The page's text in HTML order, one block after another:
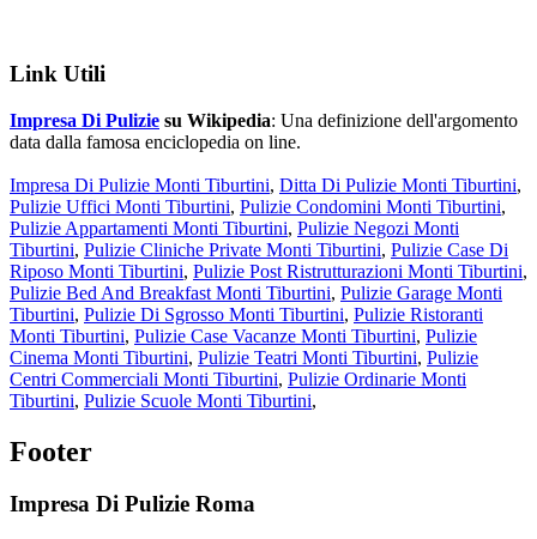
Link Utili
Impresa Di Pulizie su Wikipedia: Una definizione dell'argomento
data dalla famosa enciclopedia on line.
Impresa Di Pulizie Monti Tiburtini, Ditta Di Pulizie Monti Tiburtini,
Pulizie Uffici Monti Tiburtini, Pulizie Condomini Monti Tiburtini,
Pulizie Appartamenti Monti Tiburtini, Pulizie Negozi Monti
Tiburtini, Pulizie Cliniche Private Monti Tiburtini, Pulizie Case Di
Riposo Monti Tiburtini, Pulizie Post Ristrutturazioni Monti Tiburtini,
Pulizie Bed And Breakfast Monti Tiburtini, Pulizie Garage Monti
Tiburtini, Pulizie Di Sgrosso Monti Tiburtini, Pulizie Ristoranti
Monti Tiburtini, Pulizie Case Vacanze Monti Tiburtini, Pulizie
Cinema Monti Tiburtini, Pulizie Teatri Monti Tiburtini, Pulizie
Centri Commerciali Monti Tiburtini, Pulizie Ordinarie Monti
Tiburtini, Pulizie Scuole Monti Tiburtini,
Footer
Impresa Di Pulizie Roma